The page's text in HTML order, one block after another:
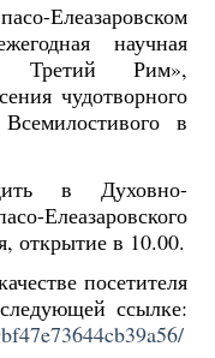
Елеазаровском
научная
Третий Рим»,
чудотворного
в
в Духовно-
Елеазаровского
открытие в 10.00.
посетителя
ссылке: